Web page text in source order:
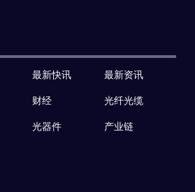
最新快讯 最新资讯
财经 光纤光缆
光器件 产业链